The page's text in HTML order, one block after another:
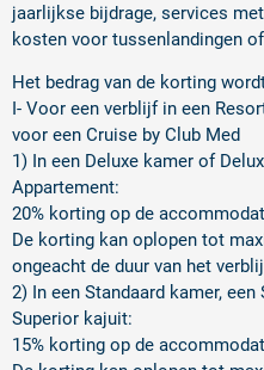
jaarlijkse bijdrage, services
kosten voor tussenlandingen
Het bedrag van de korting
I- Voor een verblijf in een
voor een Cruise by Club Med
1) In een Deluxe kamer of
Appartement:
20% korting op de
De korting kan oplopen tot
ongeacht de duur van het
2) In een Standaard kamer,
Superior kajuit:
15% korting op de